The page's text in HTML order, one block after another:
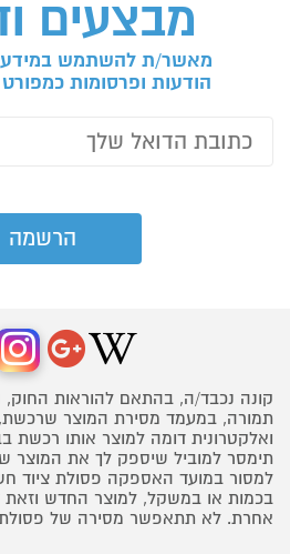
מבצעים
מאשר/ת להשתמש במידע
הודעות ופרסומות
קונה נכבד/ה, בהתאם להוראות
תמורה, במעמד מסירת המוצר
ואלקטרונית דומה למוצר אותו רכשת
תימסר למוביל שיספק לך את המוצר
למסור במועד האספקה פסולת ציוד
בכמות או במשקל, למוצר החדש
אחרת. לא תתאפשר מסירה של